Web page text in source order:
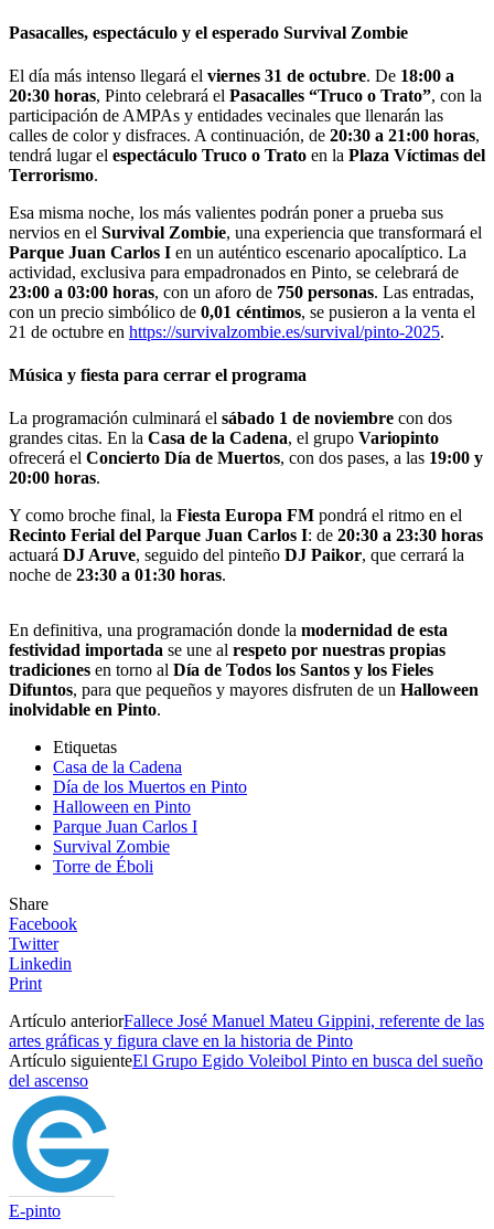
Pasacalles, espectáculo y el esperado Survival Zombie
El día más intenso llegará el viernes 31 de octubre. De 18:00 a
20:30 horas, Pinto celebrará el Pasacalles “Truco o Trato”, con la
participación de AMPAs y entidades vecinales que llenarán las
calles de color y disfraces. A continuación, de 20:30 a 21:00 horas,
tendrá lugar el espectáculo Truco o Trato en la Plaza Víctimas del
Terrorismo.
Esa misma noche, los más valientes podrán poner a prueba sus
nervios en el Survival Zombie, una experiencia que transformará el
Parque Juan Carlos I en un auténtico escenario apocalíptico. La
actividad, exclusiva para empadronados en Pinto, se celebrará de
23:00 a 03:00 horas, con un aforo de 750 personas. Las entradas,
con un precio simbólico de 0,01 céntimos, se pusieron a la venta el
21 de octubre en https://survivalzombie.es/survival/pinto-2025.
Música y fiesta para cerrar el programa
La programación culminará el sábado 1 de noviembre con dos
grandes citas. En la Casa de la Cadena, el grupo Variopinto
ofrecerá el Concierto Día de Muertos, con dos pases, a las 19:00 y
20:00 horas.
Y como broche final, la Fiesta Europa FM pondrá el ritmo en el
Recinto Ferial del Parque Juan Carlos I: de 20:30 a 23:30 horas
actuará DJ Aruve, seguido del pinteño DJ Paikor, que cerrará la
noche de 23:30 a 01:30 horas.
En definitiva, una programación donde la modernidad de esta
festividad importada se une al respeto por nuestras propias
tradiciones en torno al Día de Todos los Santos y los Fieles
Difuntos, para que pequeños y mayores disfruten de un Halloween
inolvidable en Pinto.
Etiquetas
Casa de la Cadena
Día de los Muertos en Pinto
Halloween en Pinto
Parque Juan Carlos I
Survival Zombie
Torre de Éboli
Share
Facebook
Twitter
Linkedin
Print
Artículo anteriorFallece José Manuel Mateu Gippini, referente de las
artes gráficas y figura clave en la historia de Pinto
Artículo siguienteEl Grupo Egido Voleibol Pinto en busca del sueño
del ascenso
E-pinto